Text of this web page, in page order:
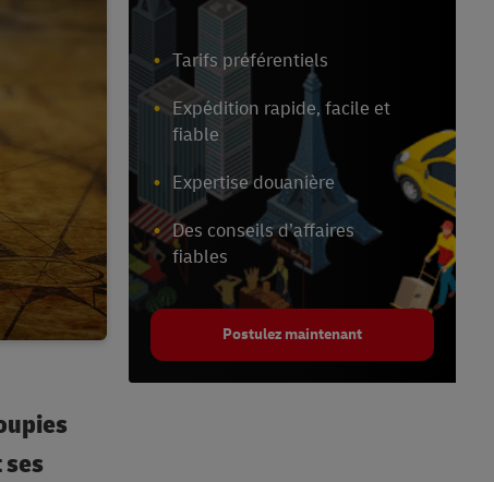
Tarifs préférentiels
Expédition rapide, facile et
fiable
Expertise douanière
Des conseils d’affaires
fiables
Postulez maintenant